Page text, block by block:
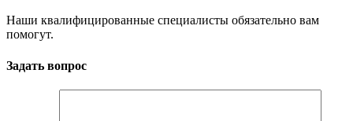
Наши квалифицированные специалисты обязательно вам
помогут.
Задать вопрос